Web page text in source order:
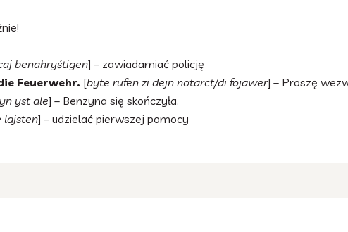
benahryśtigen] – zawiadamiać policję
Feuerwehr. [byte rufen zi dejn notarct/di fojawer] – Proszę
yst ale] – Benzyna się skończyła.
lajsten] – udzielać pierwszej pomocy